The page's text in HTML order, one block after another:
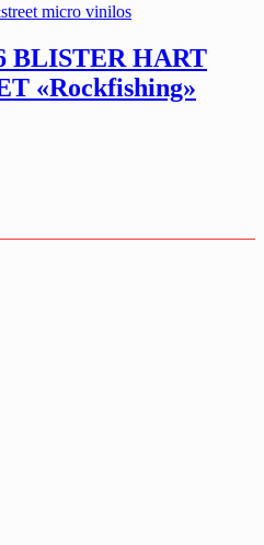
BLISTER HART
«Rockfishing»